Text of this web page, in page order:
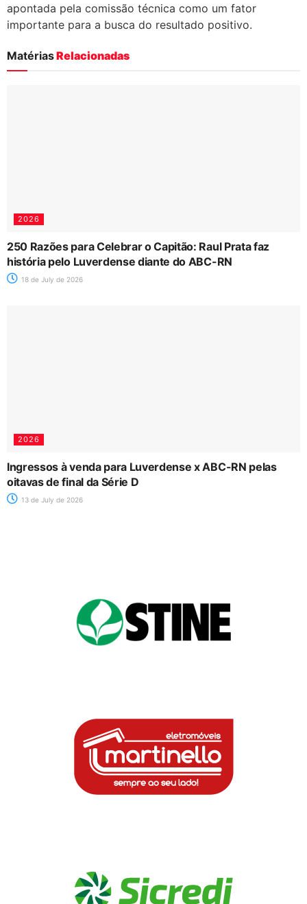
apontada pela comissão técnica como um fator
importante para a busca do resultado positivo.
MatériasRelacionadas
2026
250 Razões para Celebrar o Capitão: Raul Prata faz
história pelo Luverdense diante do ABC-RN
18 de July de 2026
2026
Ingressos à venda para Luverdense x ABC-RN pelas
oitavas de final da Série D
13 de July de 2026